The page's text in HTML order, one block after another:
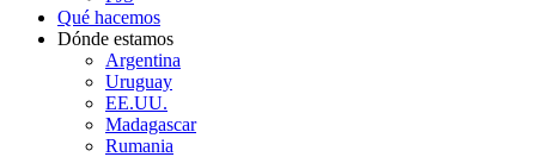
Qué hacemos
Dónde estamos
Argentina
Uruguay
EE.UU.
Madagascar
Rumania